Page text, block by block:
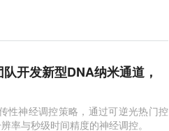
开发新型DNA纳米通道，
性神经调控策略，通过可逆光热门控
率与秒级时间精度的神经调控。